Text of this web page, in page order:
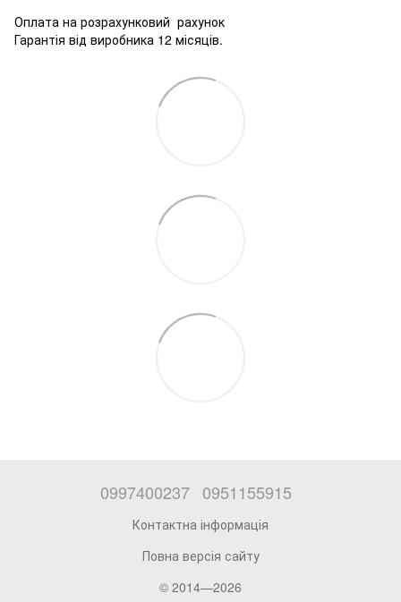
Оплата на розрахунковий рахунок
Гарантія від виробника 12 місяців.
0997400237 0951155915
Контактна інформація
Повна версія сайту
© 2014—2026